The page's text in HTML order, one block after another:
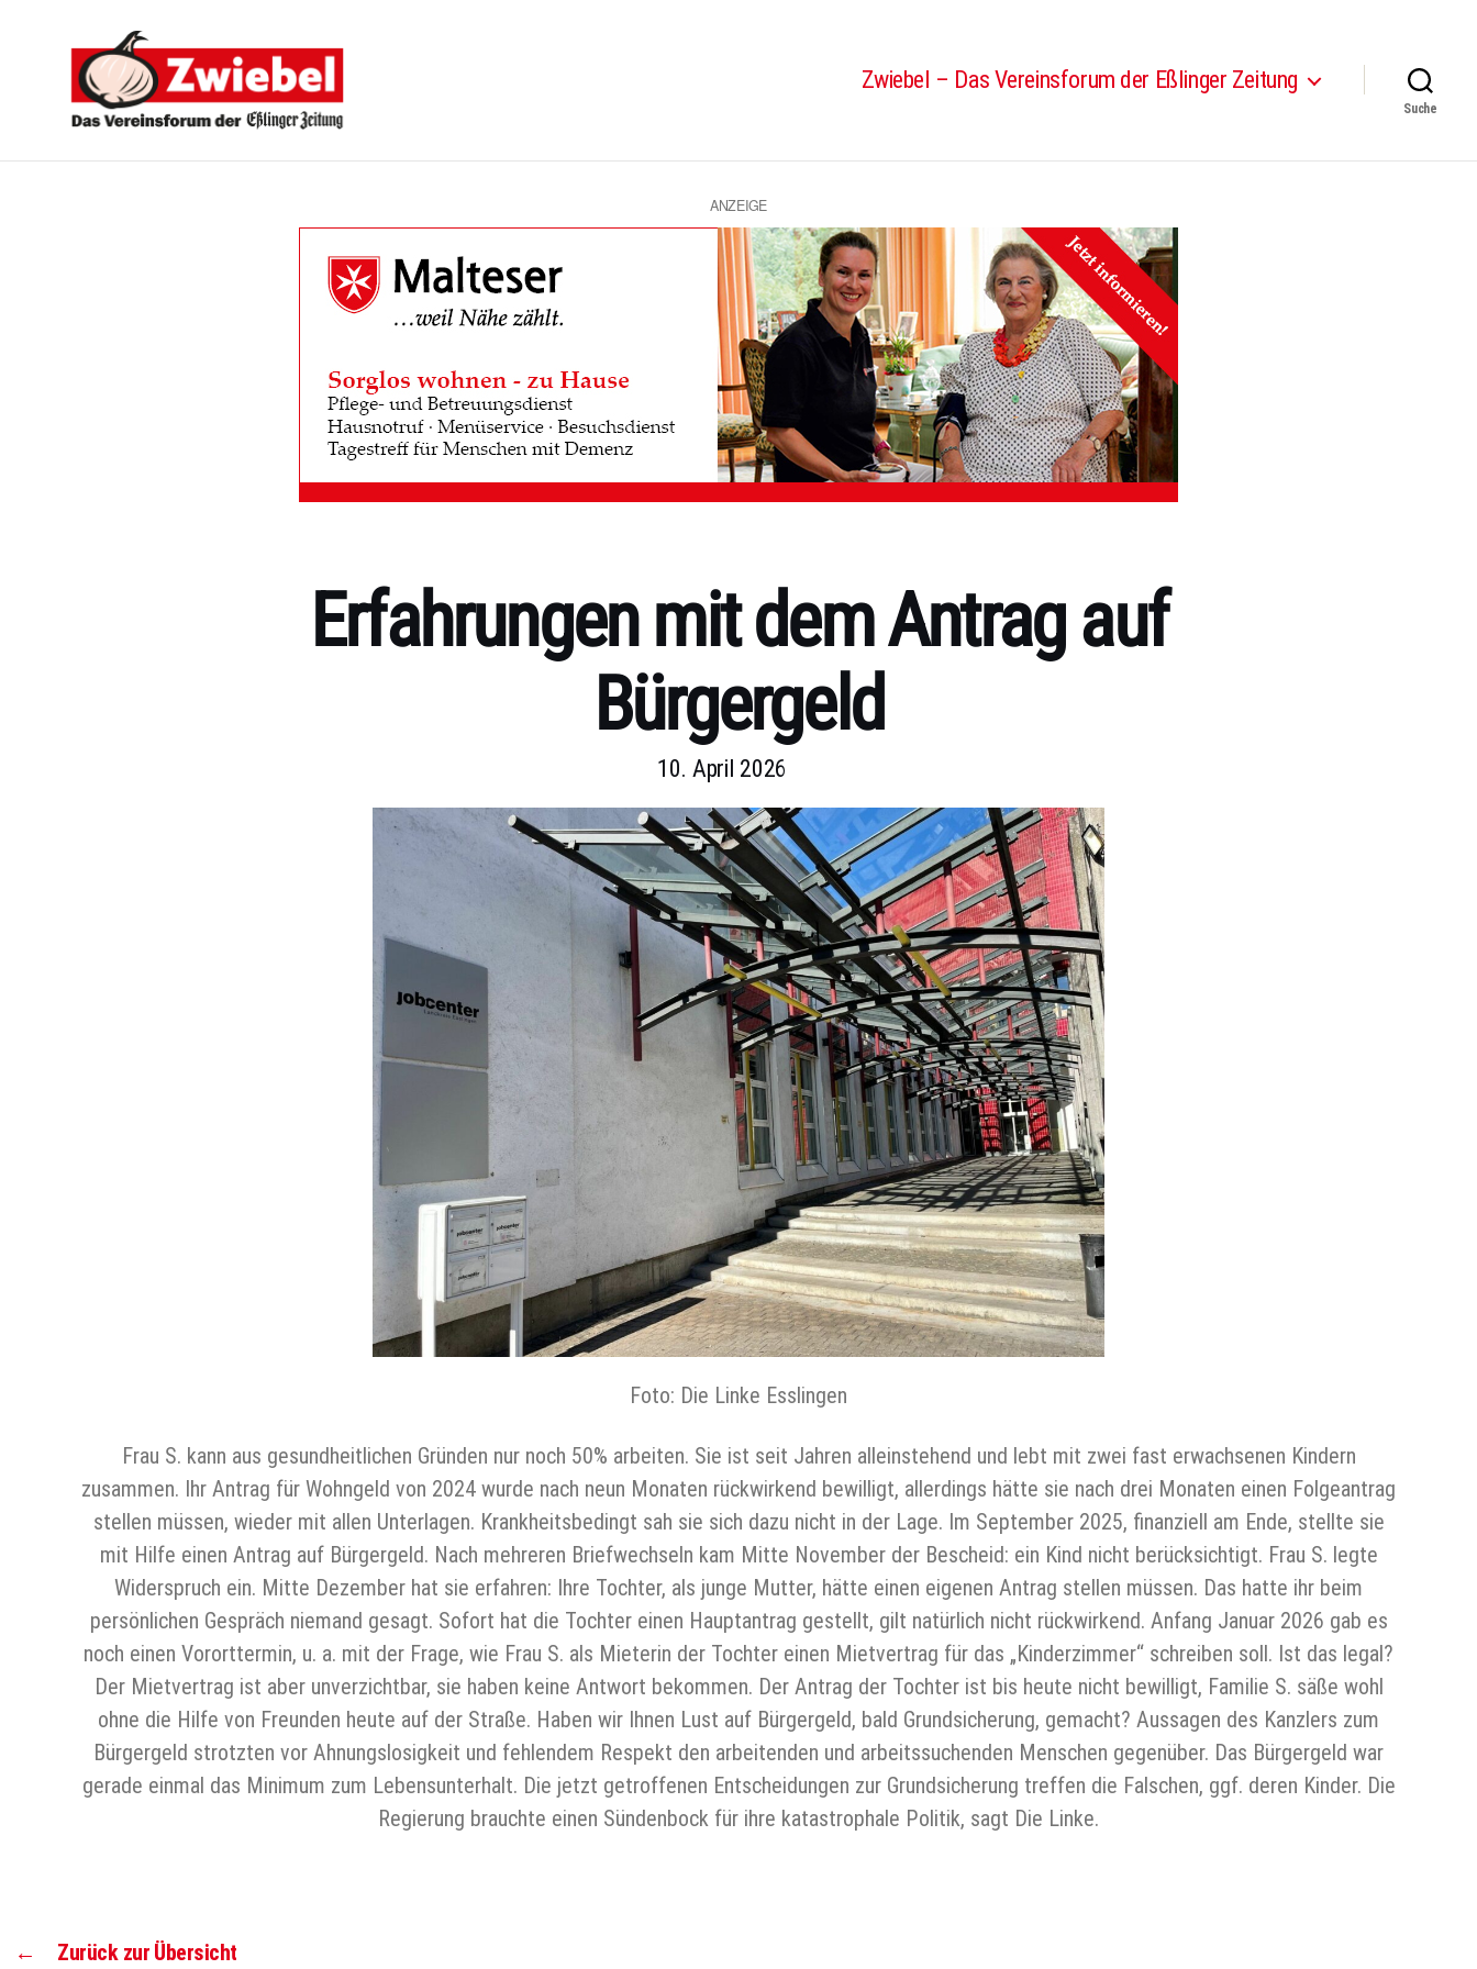
-
Zwiebel – Das Vereinsforum der Eßlinger Zeitung
Suche
ANZEIGE
Erfahrungen mit dem Antrag auf
Bürgergeld
10. April 2026
Foto: Die Linke Esslingen
Frau S. kann aus gesundheitlichen Gründen nur noch 50% arbeiten. Sie ist seit Jahren alleinstehend und lebt mit zwei fast erwachsenen Kindern
zusammen. Ihr Antrag für Wohngeld von 2024 wurde nach neun Monaten rückwirkend bewilligt, allerdings hätte sie nach drei Monaten einen Folgeantrag
stellen müssen, wieder mit allen Unterlagen. Krankheitsbedingt sah sie sich dazu nicht in der Lage. Im September 2025, finanziell am Ende, stellte sie
mit Hilfe einen Antrag auf Bürgergeld. Nach mehreren Briefwechseln kam Mitte November der Bescheid: ein Kind nicht berücksichtigt. Frau S. legte
Widerspruch ein. Mitte Dezember hat sie erfahren: Ihre Tochter, als junge Mutter, hätte einen eigenen Antrag stellen müssen. Das hatte ihr beim
persönlichen Gespräch niemand gesagt. Sofort hat die Tochter einen Hauptantrag gestellt, gilt natürlich nicht rückwirkend. Anfang Januar 2026 gab es
noch einen Vororttermin, u. a. mit der Frage, wie Frau S. als Mieterin der Tochter einen Mietvertrag für das „Kinderzimmer“ schreiben soll. Ist das legal?
Der Mietvertrag ist aber unverzichtbar, sie haben keine Antwort bekommen. Der Antrag der Tochter ist bis heute nicht bewilligt, Familie S. säße wohl
ohne die Hilfe von Freunden heute auf der Straße. Haben wir Ihnen Lust auf Bürgergeld, bald Grundsicherung, gemacht? Aussagen des Kanzlers zum
Bürgergeld strotzten vor Ahnungslosigkeit und fehlendem Respekt den arbeitenden und arbeitssuchenden Menschen gegenüber. Das Bürgergeld war
gerade einmal das Minimum zum Lebensunterhalt. Die jetzt getroffenen Entscheidungen zur Grundsicherung treffen die Falschen, ggf. deren Kinder. Die
Regierung brauchte einen Sündenbock für ihre katastrophale Politik, sagt Die Linke.
← Zurück zur Übersicht